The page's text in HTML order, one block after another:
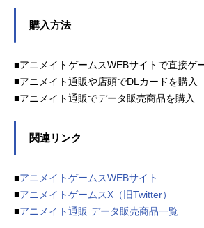
購入方法
■アニメイトゲームスWEBサイトで直接ゲ
■アニメイト通販や店頭でDLカードを購入
■アニメイト通販でデータ販売商品を購入
関連リンク
■アニメイトゲームスWEBサイト
■アニメイトゲームスX（旧Twitter）
■アニメイト通販 データ販売商品一覧